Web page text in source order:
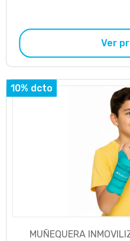
Ver
10% dcto
MUÑEQUERA